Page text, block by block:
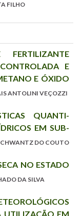
FILHO
FERTILIZANTE
E
E ÓXIDO
ANTOLINI VEÇOZZI
QUANTI-
EM SUB-
DO COUTO
NO ESTADO
DA SILVA
UTILIZAÇÃO EM